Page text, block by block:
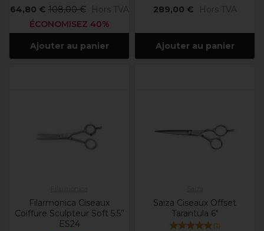
64,80 € 108,00 €
Hors TVA
ÉCONOMISEZ 40%
Ajouter au panier
289,00 €
Hors TVA
Ajouter au panier
Filarmonica Ciseaux
Coiffure Sculpteur Soft 5.5”
ES24
Saiza Ciseaux Offset
Tarantula 6"
(1)